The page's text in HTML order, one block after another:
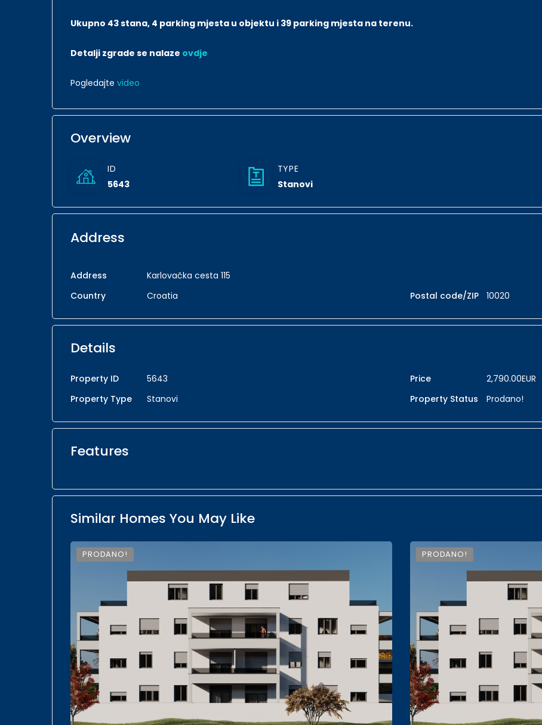
Ukupno 43 stana, 4 parking mjesta u objektu i 39 parking mjesta na terenu.
Detalji zgrade se nalaze ovdje
Pogledajte video
Overview
ID
5643
TYPE
Stanovi
Address
Address
Karlovačka cesta 115
Country
Croatia Postal code/ZIP 10020
Details
Property ID 5643 Price
2,790.00EUR
Property Type
Stanovi Property Status Prodano!
Features
Similar Homes You May Like
PRODANO! PRODANO!